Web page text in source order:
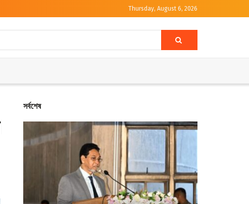
Thursday, August 6, 2026
সর্বশেষ